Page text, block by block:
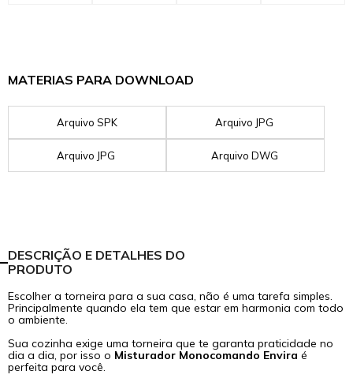
MATERIAS PARA DOWNLOAD
Arquivo SPK Arquivo JPG
Arquivo JPG Arquivo DWG
DESCRIÇÃO E DETALHES DO
PRODUTO
Escolher a torneira para a sua casa, não é uma tarefa simples.
Principalmente quando ela tem que estar em harmonia com todo
o ambiente.
Sua cozinha exige uma torneira que te garanta praticidade no
dia a dia, por isso o Misturador Monocomando Envira é
perfeita para você.